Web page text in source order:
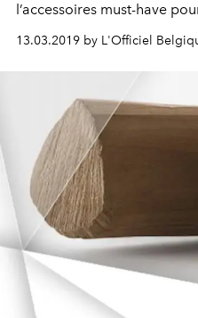
l’accessoires must-have
comment le porter cette
13.03.2019 by L'Officiel